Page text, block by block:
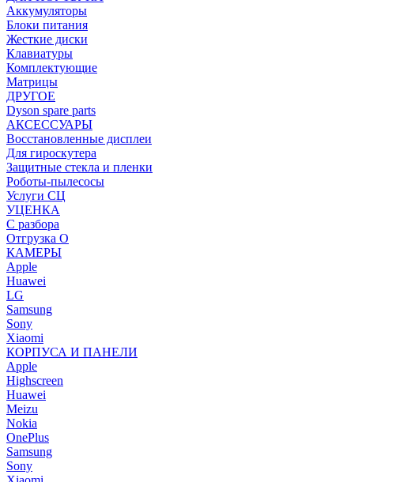
Аккумуляторы
Блоки питания
Жесткие диски
Клавиатуры
Комплектующие
Матрицы
ДРУГОЕ
Dyson spare parts
АКСЕССУАРЫ
Восстановленные дисплеи
Для гироскутера
Защитные стекла и пленки
Роботы-пылесосы
Услуги СЦ
УЦЕНКА
С разбора
Отгрузка О
КАМЕРЫ
Apple
Huawei
LG
Samsung
Sony
Xiaomi
КОРПУСА И ПАНЕЛИ
Apple
Highscreen
Huawei
Meizu
Nokia
OnePlus
Samsung
Sony